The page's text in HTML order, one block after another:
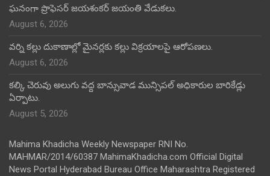
ఘనంగా ప్రొఫెసర్ జయశంకర్ జయంతి వేడుకలు.
August 6, 2026
వర్ని కల్లు దుకాణాల్లో మైనర్లకు కల్లు విక్రయాలపై ఆరోపణలు.
August 6, 2026
కల్కి చెరువు అలుగు వద్ద బాన్సువాడ మున్సిపల్ అధికారుల బారికేడ్లు
ఏర్పాటు.
August 5, 2026
Mahima Khadicha Weekly Newspaper RNI No.
MAHMAR/2014/60387 MahimaKhadicha.com Official Digital
News Portal Hyderabad Bureau Office Maharashtra Registered